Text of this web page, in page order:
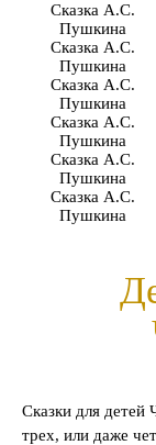
Сказка А.С.
Пушкина
Сказка А.С.
Пушкина
Сказка А.С.
Пушкина
Сказка А.С.
Пушкина
Сказка А.С.
Пушкина
Сказка А.С.
Пушкина
Сказки для детей
трех, или даже